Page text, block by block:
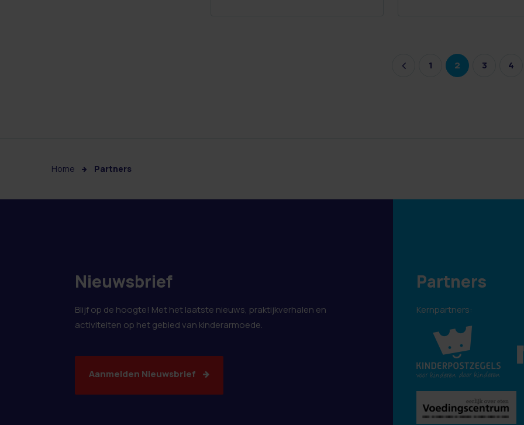
1 2 3 4
Home Partners
Nieuwsbrief
Blijf op de hoogte! Met het laatste nieuws, praktijkverhalen en
activiteiten op het gebied van kinderarmoede.
Aanmelden Nieuwsbrief
Partners
Kernpartners: